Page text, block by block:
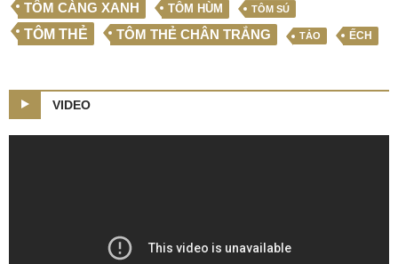
TÔM CÀNG XANH TÔM HÙM TÔM SÚ
TÔM THẺ TÔM THẺ CHÂN TRẮNG TẢO ẾCH
VIDEO